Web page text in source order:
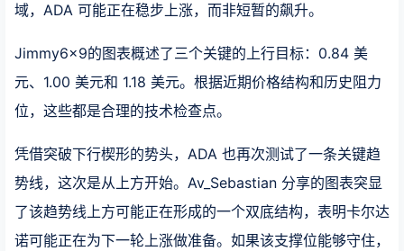
域，ADA 可能正在稳步上涨，而非短暂的飙升。
Jimmy6x9的图表概述了三个关键的上行目标：0.84 美
元、1.00 美元和 1.18 美元。根据近期价格结构和历史阻力
位，这些都是合理的技术检查点。
凭借突破下行楔形的势头，ADA 也再次测试了一条关键趋
势线，这次是从上方开始。Av_Sebastian 分享的图表突显
了该趋势线上方可能正在形成的一个双底结构，表明卡尔达
诺可能正在为下一轮上涨做准备。如果该支撑位能够守住，